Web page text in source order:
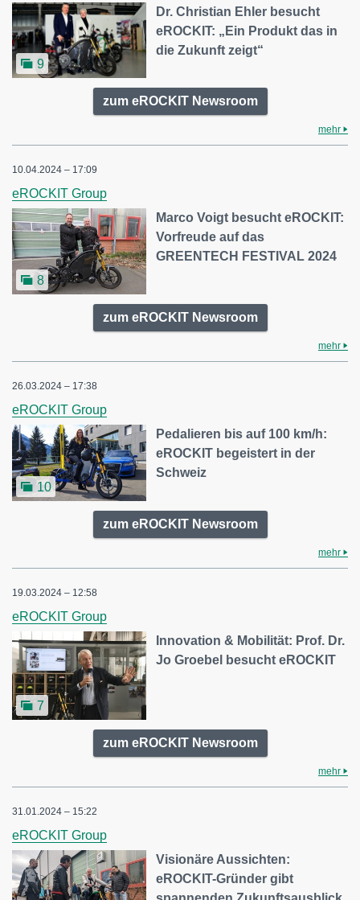
9
Dr. Christian Ehler besucht
eROCKIT: „Ein Produkt das in
die Zukunft zeigt“
zum eROCKIT Newsroom
mehr
10.04.2024 – 17:09
eROCKIT Group
8
Marco Voigt besucht eROCKIT:
Vorfreude auf das
GREENTECH FESTIVAL 2024
zum eROCKIT Newsroom
mehr
26.03.2024 – 17:38
eROCKIT Group
10
Pedalieren bis auf 100 km/h:
eROCKIT begeistert in der
Schweiz
zum eROCKIT Newsroom
mehr
19.03.2024 – 12:58
eROCKIT Group
7
Innovation & Mobilität: Prof. Dr.
Jo Groebel besucht eROCKIT
zum eROCKIT Newsroom
mehr
31.01.2024 – 15:22
eROCKIT Group
Visionäre Aussichten:
eROCKIT-Gründer gibt